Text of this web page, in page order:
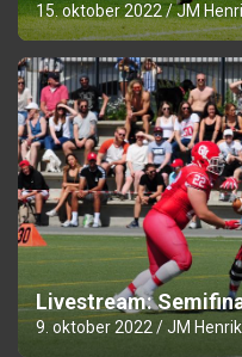
15. oktober 2022 JM
Livestream:
9. oktober 2022 JM